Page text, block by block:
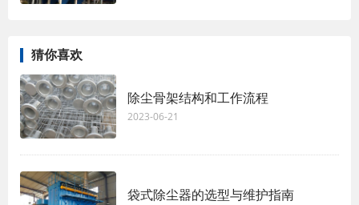
猜你喜欢
除尘骨架结构和工作流程
2023-06-21
袋式除尘器的选型与维护指南